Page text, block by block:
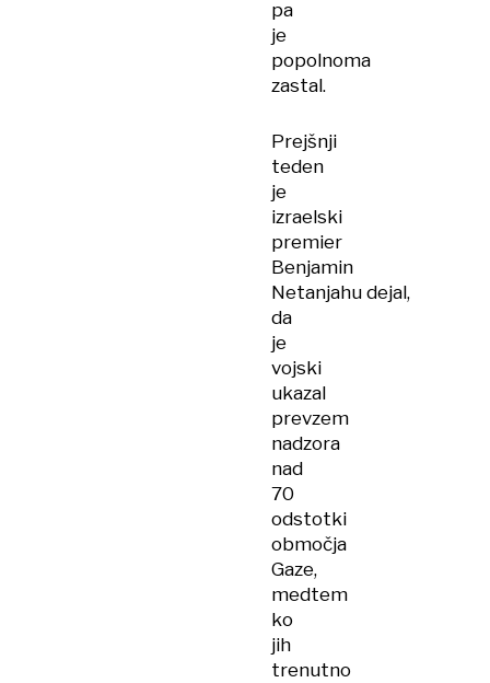
pa
je
popolnoma
zastal.
Prejšnji
teden
je
izraelski
premier
Benjamin
Netanjahu dejal,
da
je
vojski
ukazal
prevzem
nadzora
nad
70
odstotki
območja
Gaze,
medtem
ko
jih
trenutno